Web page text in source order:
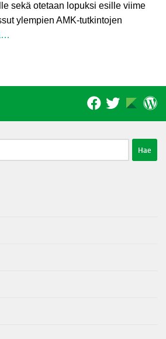
sekä otetaan lopuksi esille viime
ylempien AMK-tutkintojen